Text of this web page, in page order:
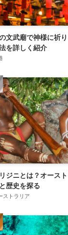
文武廟で神様に祈
を詳しく紹介
ジニとは？オース
歴史を探る
ストラリア